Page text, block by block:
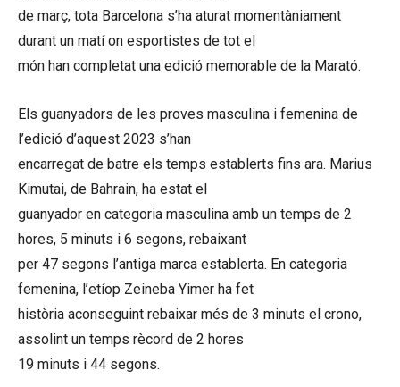
de març, tota Barcelona s’ha aturat momentàniament
durant un matí on esportistes de tot el
món han completat una edició memorable de la Marató.
Els guanyadors de les proves masculina i femenina de
l’edició d’aquest 2023 s’han
encarregat de batre els temps establerts fins ara. Marius
Kimutai, de Bahrain, ha estat el
guanyador en categoria masculina amb un temps de 2
hores, 5 minuts i 6 segons, rebaixant
per 47 segons l’antiga marca establerta. En categoria
femenina, l’etíop Zeineba Yimer ha fet
història aconseguint rebaixar més de 3 minuts el crono,
assolint un temps rècord de 2 hores
19 minuts i 44 segons.